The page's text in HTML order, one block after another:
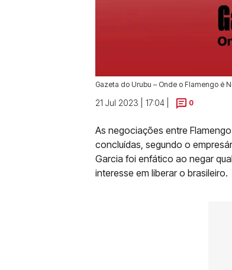
Gazeta do Urubu – Onde o Flamengo é
21 Jul 2023 | 17:04 | 0
As negociações entre
concluídas, segundo o
Garcia foi enfático ao negar
interesse em liberar o brasileiro.